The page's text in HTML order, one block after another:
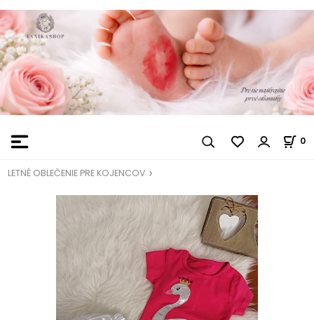
0
LETNÉ OBLEČENIE PRE KOJENCOV